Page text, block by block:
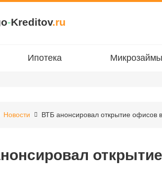
-Kreditov.ru
Ипотека Микрозаймы
Новости ВТБ анонсировал открытие